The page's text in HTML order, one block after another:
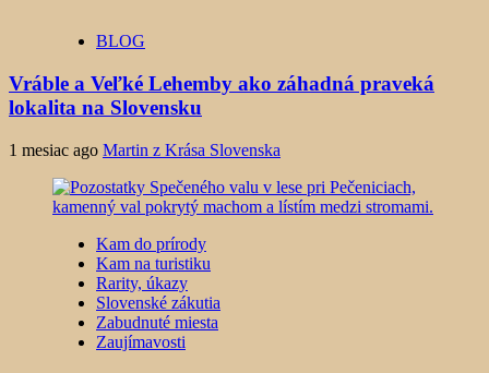
BLOG
Vráble a Veľké Lehemby ako záhadná praveká
lokalita na Slovensku
1 mesiac ago Martin z Krása Slovenska
Kam do prírody
Kam na turistiku
Rarity, úkazy
Slovenské zákutia
Zabudnuté miesta
Zaujímavosti